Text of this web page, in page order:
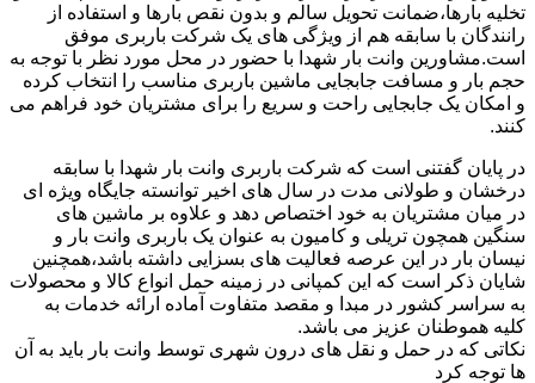
تخلیه بارها،ضمانت تحویل سالم و بدون نقص بارها و استفاده از
رانندگان با سابقه هم از ویژگی های یک شرکت باربری موفق
است.مشاورین وانت بار شهدا با حضور در محل مورد نظر با توجه به
حجم بار و مسافت جابجایی ماشین باربری مناسب را انتخاب کرده
و امکان یک جابجایی راحت و سریع را برای مشتریان خود فراهم می
کنند.
در پایان گفتنی است که شرکت باربری وانت بار شهدا با سابقه
درخشان و طولانی مدت در سال های اخیر توانسته جایگاه ویژه ای
در میان مشتریان به خود اختصاص دهد و علاوه بر ماشین های
سنگین همچون تریلی و کامیون به عنوان یک باربری وانت بار و
نیسان بار در این عرصه فعالیت های بسزایی داشته باشد،همچنین
شایان ذکر است که این کمپانی در زمینه حمل انواع کالا و محصولات
به سراسر کشور در مبدا و مقصد متفاوت آماده ارائه خدمات به
کلیه هموطنان عزیز می باشد.
نکاتی که در حمل و نقل های درون شهری توسط وانت بار باید به آن
ها توجه کرد